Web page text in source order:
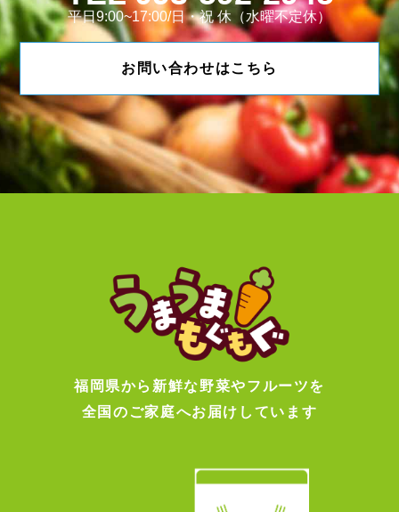
平日9:00~17:00/日・祝 休（水曜不定休）
お問い合わせはこちら
福岡県から新鮮な野菜やフルーツを
全国のご家庭へお届けしています